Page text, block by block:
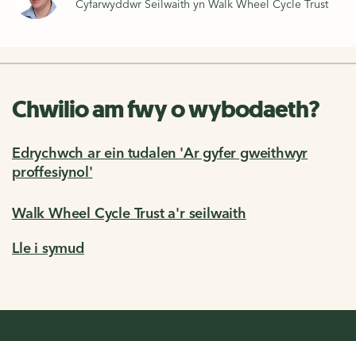
Cyfarwyddwr Seilwaith yn Walk Wheel Cycle Trust
Chwilio am fwy o wybodaeth?
Edrychwch ar ein tudalen 'Ar gyfer gweithwyr
proffesiynol'
Walk Wheel Cycle Trust a'r seilwaith
Lle i symud